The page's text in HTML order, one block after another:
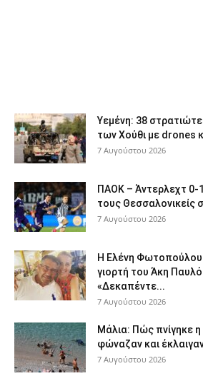
Υεμένη: 38
των Χούθι με drones
7 Αυγούστου 2026
ΠΑΟΚ – Άντερλεχτ 0-
τους Θεσσαλονικείς
7 Αυγούστου 2026
Η Ελένη Φωτοπούλου
γιορτή του Άκη
«Δεκαπέντε...
7 Αυγούστου 2026
Μάλια: Πώς πνίγηκε
φώναζαν και
7 Αυγούστου 2026